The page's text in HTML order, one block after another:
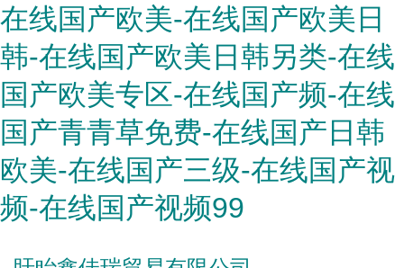
在线国产欧美-在线国产欧美日
韩-在线国产欧美日韩另类-在线
国产欧美专区-在线国产频-在线
国产青青草免费-在线国产日韩
欧美-在线国产三级-在线国产视
频-在线国产视频99